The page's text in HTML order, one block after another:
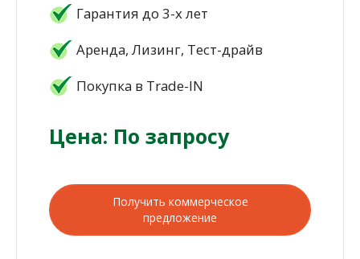
Гарантия до 3-х лет
Аренда, Лизинг, Тест-драйв
Покупка в Trade-IN
Цена: По запросу
Получить коммерческое
предложение